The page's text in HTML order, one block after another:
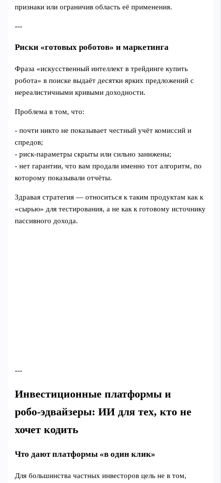
признаки или ограничив область её применения.
---
Риски «готовых роботов» и маркетинга
Фраза «искусственный интеллект в трейдинге купить
робота» в поиске выдаёт десятки ярких предложений с
нереалистичными кривыми доходности.
Проблема в том, что:
- почти никто не показывает честный учёт комиссий и
спредов;
- риск‑параметры скрыты или сильно занижены;
- нет гарантии, что вам продали именно тот алгоритм, по
которому показывали отчёты.
Здравая стратегия — относиться к таким продуктам как к
«сырью» для тестирования, а не как к готовому источнику
пассивного дохода.
---
Инвестиционные платформы и
робо‑эдвайзеры: ИИ для тех, кто не
хочет кодить
Что дают платформы «в один клик»
Для большинства частных инвесторов цель не в том,